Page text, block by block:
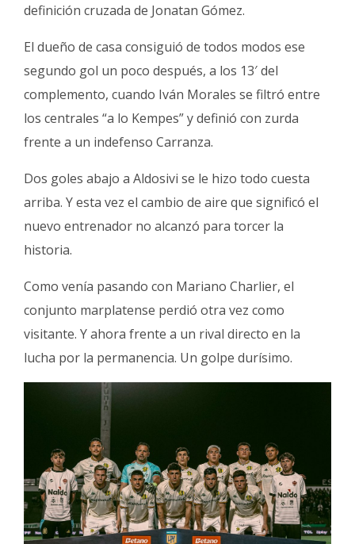
definición cruzada de Jonatan Gómez.
El dueño de casa consiguió de todos modos ese
segundo gol un poco después, a los 13′ del
complemento, cuando Iván Morales se filtró entre
los centrales “a lo Kempes” y definió con zurda
frente a un indefenso Carranza.
Dos goles abajo a Aldosivi se le hizo todo cuesta
arriba. Y esta vez el cambio de aire que significó el
nuevo entrenador no alcanzó para torcer la
historia.
Como venía pasando con Mariano Charlier, el
conjunto marplatense perdió otra vez como
visitante. Y ahora frente a un rival directo en la
lucha por la permanencia. Un golpe durísimo.